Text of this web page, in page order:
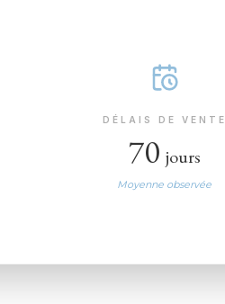
DÉLAIS DE VENTE
70 jours
Moyenne observée